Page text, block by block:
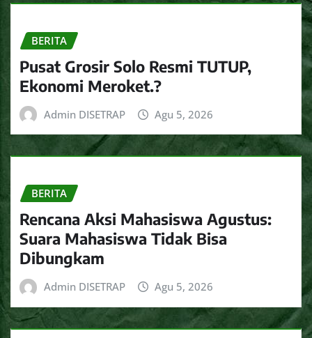
BERITA
Pusat Grosir Solo Resmi TUTUP,
Ekonomi Meroket.?
Admin DISETRAP Agu 5, 2026
BERITA
Rencana Aksi Mahasiswa Agustus:
Suara Mahasiswa Tidak Bisa
Dibungkam
Admin DISETRAP Agu 5, 2026